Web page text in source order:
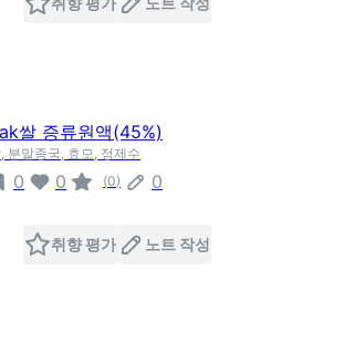
쌀 증류원액(45%)
분말종국, 효모, 정제수
0 0 (0) 0
취향 평가 노트 작성